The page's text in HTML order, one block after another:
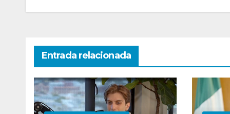
entradas
Entrada relacionada